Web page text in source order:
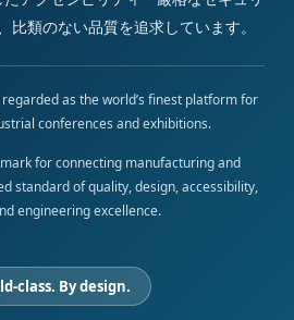
比類のない品質を追求しています。
as the world’s finest platform for
conferences and exhibitions.
for connecting manufacturing and
standard of quality, design, accessibility,
engineering excellence.
class. By design.